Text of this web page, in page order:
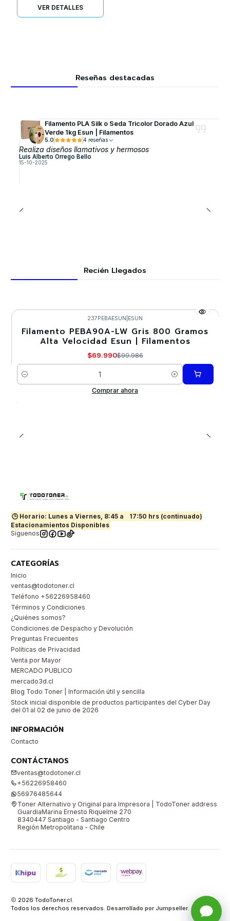
VER DETALLES
Reseñas destacadas
Filamento PLA Silk o Seda Tricolor Dorado Azul
Verde 1kg Esun | Filamentos
5.0 4 reseñas
Realiza diseños llamativos y hermosos
Luis Alberto Orrego Bello
15-10-2025
Recién Llegados
-30%
237PEBAESUN ESUN
Filamento PEBA90A-LW Gris 800 Gramos
Alta Velocidad Esun | Filamentos
$69.990$99.986
Cantidad
Comprar ahora
🕒 Horario: Lunes a Viernes, 8:45 a
17:50 hrs (continuado)
Estacionamientos Disponibles
Síguenos
CATEGORÍAS
Inicio
ventas@todotoner.cl
Teléfono +56226958460
Términos y Condiciones
¿Quiénes somos?
Condiciones de Despacho y Devolución
Preguntas Frecuentes
Políticas de Privacidad
Venta por Mayor
MERCADO PUBLICO
mercado3d.cl
Blog Todo Toner | Información útil y sencilla
Stock inicial disponible de productos participantes del Cyber Day
del 01 al 02 de junio de 2026
INFORMACIÓN
Contacto
CONTÁCTANOS
ventas@todotoner.cl
+56226958460
56976485644
Toner Alternativo y Original para Impresora | TodoToner address
GuardiaMarina Ernesto Riquelme 270
8340447 Santiago - Santiago Centro
Región Metropolitana - Chile
2026 TodoToner.cl.
Todos los derechos reservados. Desarrollado por Jumpseller.